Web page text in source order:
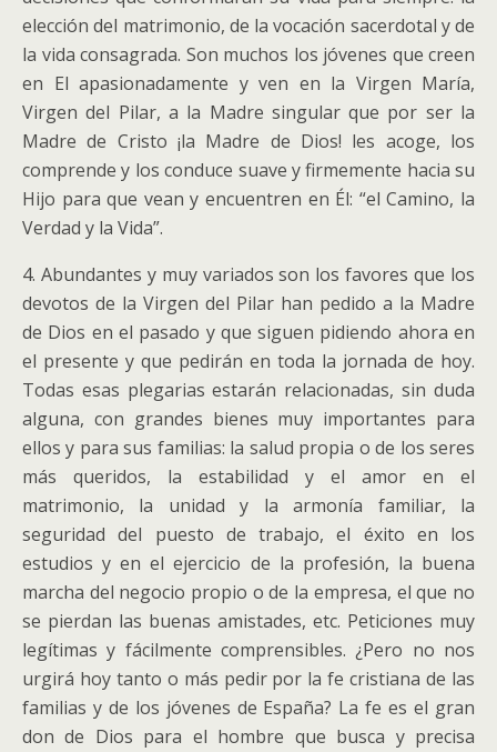
elección del matrimonio, de la vocación sacerdotal y de
la vida consagrada. Son muchos los jóvenes que creen
en El apasionadamente y ven en la Virgen María,
Virgen del Pilar, a la Madre singular que por ser la
Madre de Cristo ¡la Madre de Dios! les acoge, los
comprende y los conduce suave y firmemente hacia su
Hijo para que vean y encuentren en Él: “el Camino, la
Verdad y la Vida”.
4. Abundantes y muy variados son los favores que los
devotos de la Virgen del Pilar han pedido a la Madre
de Dios en el pasado y que siguen pidiendo ahora en
el presente y que pedirán en toda la jornada de hoy.
Todas esas plegarias estarán relacionadas, sin duda
alguna, con grandes bienes muy importantes para
ellos y para sus familias: la salud propia o de los seres
más queridos, la estabilidad y el amor en el
matrimonio, la unidad y la armonía familiar, la
seguridad del puesto de trabajo, el éxito en los
estudios y en el ejercicio de la profesión, la buena
marcha del negocio propio o de la empresa, el que no
se pierdan las buenas amistades, etc. Peticiones muy
legítimas y fácilmente comprensibles. ¿Pero no nos
urgirá hoy tanto o más pedir por la fe cristiana de las
familias y de los jóvenes de España? La fe es el gran
don de Dios para el hombre que busca y precisa